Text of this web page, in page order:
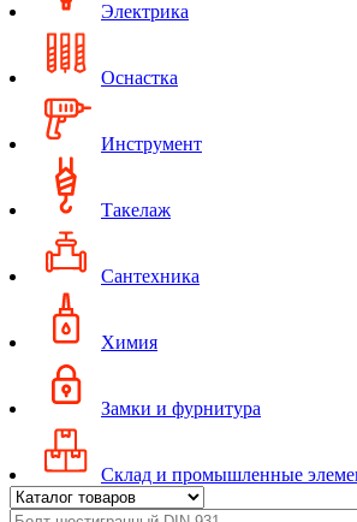
Электрика
Оснастка
Инструмент
Такелаж
Сантехника
Химия
Замки и фурнитура
Склад и промышленные